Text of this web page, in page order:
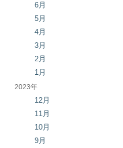
6月
5月
4月
3月
2月
1月
2023年
12月
11月
10月
9月